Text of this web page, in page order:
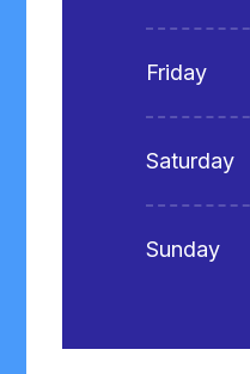
Friday
Saturday
Sunday